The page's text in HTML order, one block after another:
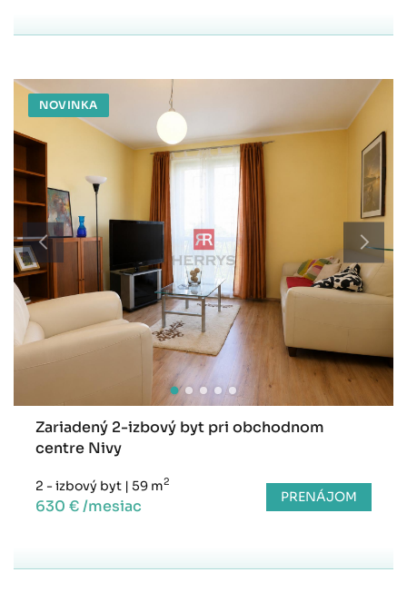
NOVINKA
Zariadený 2-izbový byt pri obchodnom
centre Nivy
2 - izbový byt | 59 m2
630 € /mesiac PRENÁJOM